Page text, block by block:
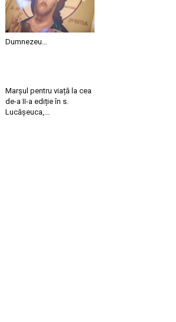
Dumnezeu…
Marșul pentru viață la cea
de-a II-a ediție în s.
Lucășeuca,...